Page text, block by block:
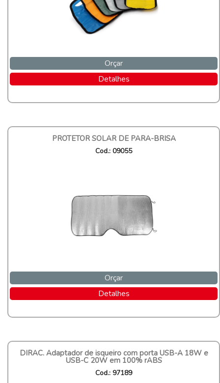
Orçar
Detalhes
PROTETOR SOLAR DE PARA-BRISA
Cod.: 09055
Orçar
Detalhes
DIRAC. Adaptador de isqueiro com porta USB-A 18W e
USB-C 20W em 100% rABS
Cod.: 97189